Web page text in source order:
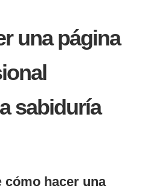
una página
sabiduría
cómo hacer una